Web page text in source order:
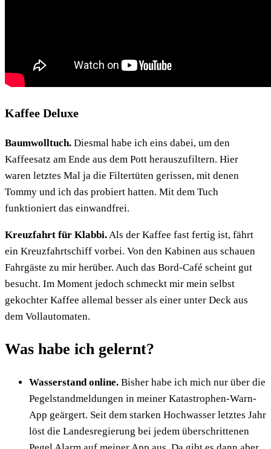
Kaffee Deluxe
Baumwolltuch. Diesmal habe ich eins dabei, um den
Kaffeesatz am Ende aus dem Pott herauszufiltern. Hier
waren letztes Mal ja die Filtertüten gerissen, mit denen
Tommy und ich das probiert hatten. Mit dem Tuch
funktioniert das einwandfrei.
Kreuzfahrt für Klabbi.Als der Kaffee fast fertig ist, fährt
ein Kreuzfahrtschiff vorbei. Von den Kabinen aus schauen
Fahrgäste zu mir herüber. Auch das Bord-Café scheint gut
besucht. Im Moment jedoch schmeckt mir mein selbst
gekochter Kaffee allemal besser als einer unter Deck aus
dem Vollautomaten.
Was habe ich gelernt?
Wasserstand online. Bisher habe ich mich nur über die
Pegelstandmeldungen in meiner Katastrophen-Warn-
App geärgert. Seit dem starken Hochwasser letztes Jahr
löst die Landesregierung bei jedem überschrittenen